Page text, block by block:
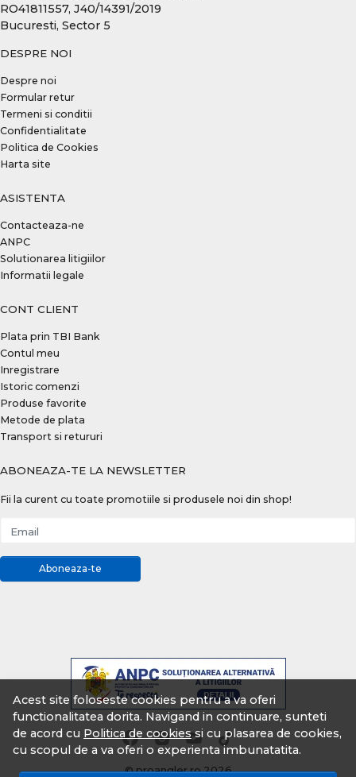
Acest site foloseste cookies pentru a va oferi
functionalitatea dorita. Navigand in continuare, sunteti
de acord cu Politica de cookiessi cu plasarea de cookies,
cu scopul de a va oferi o experienta imbunatatita.
RO41811557, J40/14391/2019
Bucuresti, Sector 5
DESPRE NOI
Despre noi
Formular retur
Termeni si conditii
Confidentialitate
Politica de Cookies
Harta site
ASISTENTA
Contacteaza-ne
ANPC
Solutionarea litigiilor
Informatii legale
CONT CLIENT
Plata prin TBI Bank
Contul meu
Inregistrare
Istoric comenzi
Produse favorite
Metode de plata
Transport si retururi
ABONEAZA-TE LA NEWSLETTER
Fii la curent cu toate promotiile si produsele noi din shop!
Email
Aboneaza-te
© proangler.ro 2026